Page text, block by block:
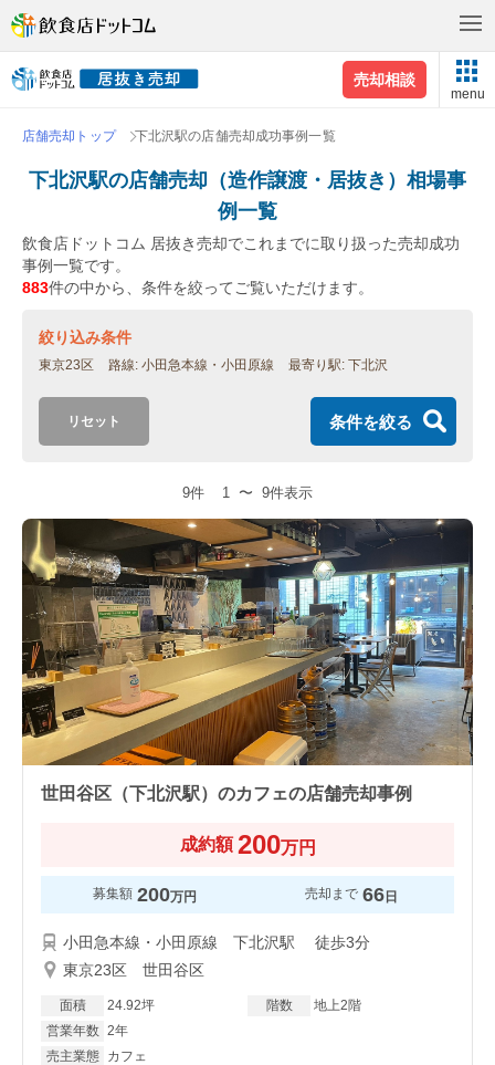
売却相談
menu
店舗売却トップ 下北沢駅の店舗売却成功事例一覧
下北沢駅の店舗売却（造作譲渡・居抜き）相場事
例一覧
飲食店ドットコム 居抜き売却でこれまでに取り扱った売却成功
事例一覧です。
883件の中から、条件を絞ってご覧いただけます。
絞り込み条件
東京23区 路線 小田急本線・小田原線 最寄り駅 下北沢
リセット 条件を絞る
9件 1 〜 9件表示
世田谷区（下北沢駅）のカフェの店舗売却事例
成約額 200万円
募集額 200万円 売却まで 66日
小田急本線・小田原線 下北沢駅 徒歩3分
東京23区 世田谷区
面積 24.92坪 階数
地上2階
営業年数 2年
売主業態
カフェ